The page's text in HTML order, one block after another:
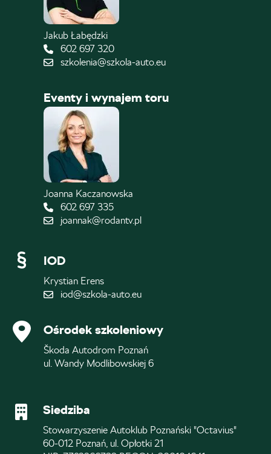
Jakub Łabędzki
602 697 320
szkolenia@szkola-auto.eu
Eventy i wynajem toru
Joanna Kaczanowska
602 697 335
joannak@rodantv.pl
IOD
Krystian Erens
iod@szkola-auto.eu
Ośrodek szkoleniowy
Škoda Autodrom Poznań
ul. Wandy Modlibowskiej 6
Siedziba
Stowarzyszenie Autoklub Poznański "Octavius"
60-012 Poznań, ul. Opłotki 21